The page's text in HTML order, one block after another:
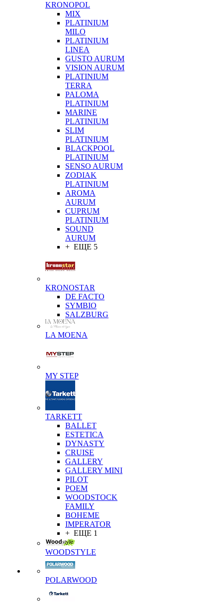
KRONOPOL
MIX
PLATINIUM
MILO
PLATINIUM
LINEA
GUSTO AURUM
VISION AURUM
PLATINIUM
TERRA
PALOMA
PLATINIUM
MARINE
PLATINIUM
SLIM
PLATINIUM
BLACKPOOL
PLATINIUM
SENSO AURUM
ZODIAK
PLATINIUM
AROMA
AURUM
CUPRUM
PLATINIUM
SOUND
AURUM
+ ЕЩЕ 5
KRONOSTAR
DE FACTO
SYMBIO
SALZBURG
LA MOENA
MY STEP
TARKETT
BALLET
ESTETICA
DYNASTY
CRUISE
GALLERY
GALLERY MINI
PILOT
POEM
WOODSTOCK
FAMILY
BOHEME
IMPERATOR
+ ЕЩЕ 1
WOODSTYLE
POLARWOOD